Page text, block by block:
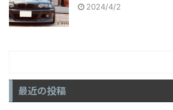
2024/4/2
最近の投稿